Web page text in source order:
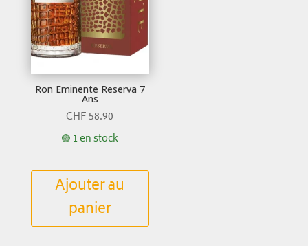
Ron Eminente Reserva 7
Ans
CHF 58.90
🟢 1 en stock
Ajouter au
panier